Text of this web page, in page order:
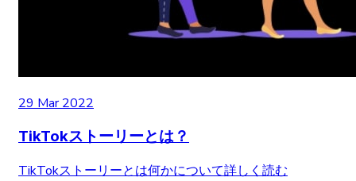
29 Mar 2022
TikTokストーリーとは？
TikTokストーリーとは何かについて詳しく読む